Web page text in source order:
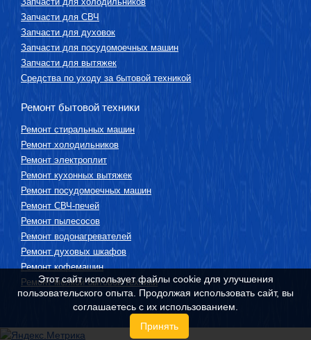
Запчасти для СВЧ
Запчасти для духовок
Запчасти для посудомоечных машин
Запчасти для вытяжек
Средства по уходу за бытовой техникой
Ремонт бытовой техники
Ремонт стиральных машин
Ремонт холодильников
Ремонт электроплит
Ремонт кухонных вытяжек
Ремонт посудомоечных машин
Ремонт СВЧ-печей
Ремонт пылесосов
Ремонт водонагревателей
Ремонт духовых шкафов
Ремонт кофемашин
Ремонт мелкой бытовой техники
Этот сайт использует файлы cookie для улучшения
пользовательского опыта. Продолжая использовать сайт, вы
соглашаетесь с их использованием.
Принять